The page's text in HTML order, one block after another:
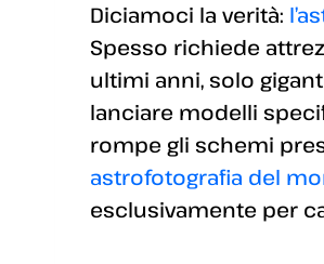
Diciamoci la verità:
Spesso richiede
ultimi anni, solo
lanciare modelli
rompe gli schemi
astrofotografia del
esclusivamente per